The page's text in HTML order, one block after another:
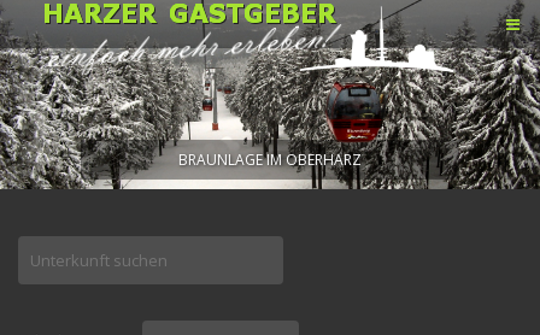
BRAUNLAGE IM OBERHARZ